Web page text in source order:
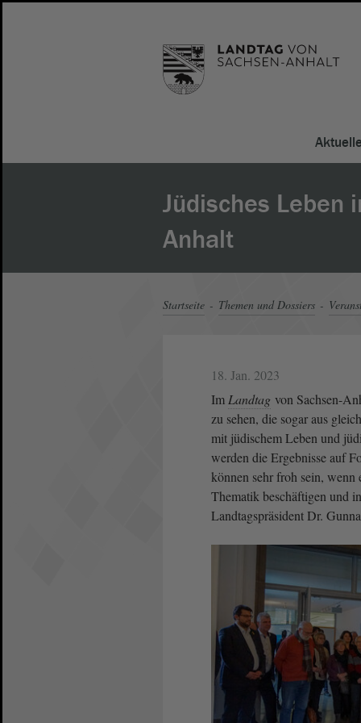
Jüdisches Leben
Anhalt
Startseite Themen und Dossiers
18. Jan. 2023
Im Landtag von Sachsen-
zu sehen, die sogar aus
mit jüdischem Leben und
werden die Ergebnisse auf
können sehr froh sein, wenn
Thematik beschäftigen und
Landtagspräsident Dr.